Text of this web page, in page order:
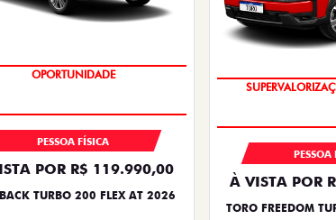
OPORTUNIDADE
PESSOA FÍSICA
POR R$ 119.990,00
TURBO 200 FLEX AT 2026
PESSOA
À VISTA POR
TORO FREEDOM